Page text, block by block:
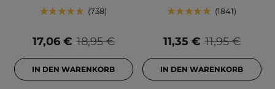
738
18,95 €
17,06 €
IN DEN WARENKORB
1841
11,95 €
11,35 €
IN DEN WARENKORB